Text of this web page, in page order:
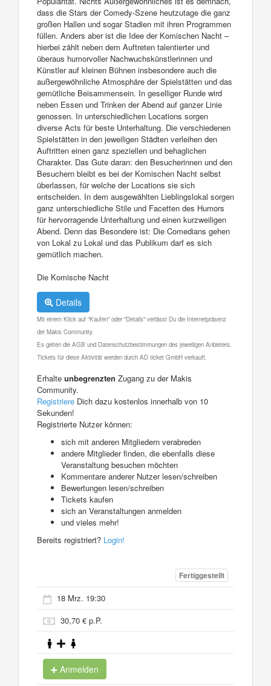
dass die Stars der Comedy-Szene heutzutage die ganz
großen Hallen und sogar Stadien mit ihren Programmen
füllen. Anders aber ist die Idee der Komischen Nacht –
hierbei zählt neben dem Auftreten talentierter und
überaus humorvoller Nachwuchskünstlerinnen und
Künstler auf kleinen Bühnen insbesondere auch die
außergewöhnliche Atmosphäre der Spielstätten und das
gemütliche Beisammensein. In geselliger Runde wird
neben Essen und Trinken der Abend auf ganzer Linie
genossen. In unterschiedlichen Locations sorgen
diverse Acts für beste Unterhaltung. Die verschiedenen
Spielstätten in den jeweiligen Städten verleihen den
Auftritten einen ganz speziellen und behaglichen
Charakter. Das Gute daran: den Besucherinnen und den
Besuchern bleibt es bei der Komischen Nacht selbst
überlassen, für welche der Locations sie sich
entscheiden. In dem ausgewählten Lieblingslokal sorgen
ganz unterschiedliche Stile und Facetten des Humors
für hervorragende Unterhaltung und einen kurzweiligen
Abend. Denn das Besondere ist: Die Comedians gehen
von Lokal zu Lokal und das Publikum darf es sich
gemütlich machen.
Die Komische Nacht
Details
Mit einem Klick auf "Kaufen" oder "Details" verlässt Du die Internetpräsenz
der Makis Community.
Es gelten die AGB und Datenschutzbestimmungen des jeweiligen Anbieters.
Tickets für diese Aktivität werden durch AD ticket GmbH verkauft.
Erhalte unbegrenzten Zugang zu der Makis
Community.
Registriere Dich dazu kostenlos innerhalb von 10
Sekunden!
Registrierte Nutzer können:
sich mit anderen Mitgliedern verabreden
andere Mitglieder finden, die ebenfalls diese
Veranstaltung besuchen möchten
Kommentare anderer Nutzer lesen/schreiben
Bewertungen lesen/schreiben
Tickets kaufen
sich an Veranstaltungen anmelden
und vieles mehr!
Bereits registriert? Login!
Fertiggestellt
18 Mrz. 19:30
30,70 € p.P.
Anmelden